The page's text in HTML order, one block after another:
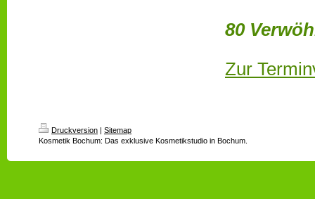
80
Zur
Druckversion | Sitemap
Kosmetik Bochum: Das exklusive Kosmetikstudio in Bochum.